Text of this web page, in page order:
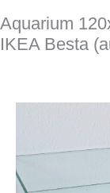
Aquarium
IKEA Besta